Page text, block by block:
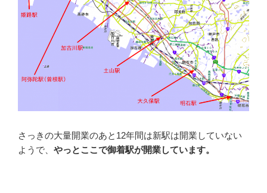
さっきの大量開業のあと12年間は新駅は開業していない
ようで、 やっとここで御着駅が開業しています。